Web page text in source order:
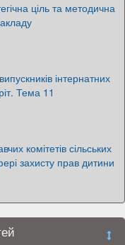
ціль та методична
інтернатних
Тема 11
комітетів сільських
захисту прав дитини